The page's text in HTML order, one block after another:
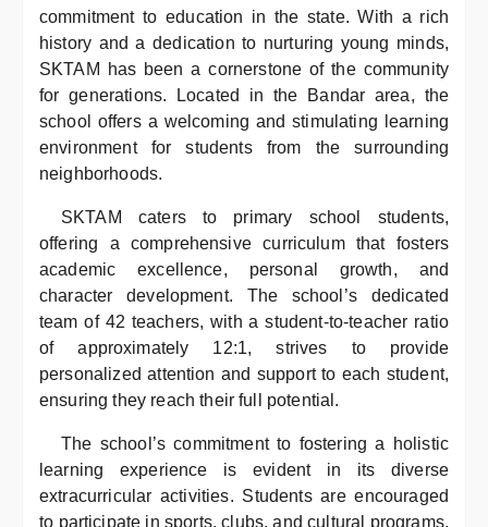
commitment to education in the state. With a rich
history and a dedication to nurturing young minds,
SKTAM has been a cornerstone of the community
for generations. Located in the Bandar area, the
school offers a welcoming and stimulating learning
environment for students from the surrounding
neighborhoods.
SKTAM caters to primary school students,
offering a comprehensive curriculum that fosters
academic excellence, personal growth, and
character development. The school’s dedicated
team of 42 teachers, with a student-to-teacher ratio
of approximately 12:1, strives to provide
personalized attention and support to each student,
ensuring they reach their full potential.
The school’s commitment to fostering a holistic
learning experience is evident in its diverse
extracurricular activities. Students are encouraged
to participate in sports, clubs, and cultural programs,